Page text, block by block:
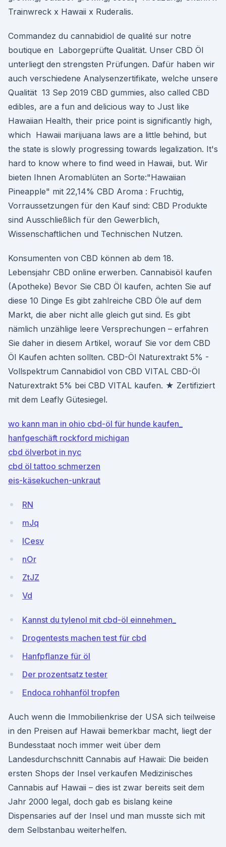
Trainwreck x Hawaii x Ruderalis.
Commandez du cannabidiol de qualité sur notre
boutique en Laborgeprüfte Qualität. Unser CBD Öl
unterliegt den strengsten Prüfungen. Dafür haben wir
auch verschiedene Analysenzertifikate, welche unsere
Qualität 13 Sep 2019 CBD gummies, also called CBD
edibles, are a fun and delicious way to Just like
Hawaiian Health, their price point is significantly high,
which Hawaii marijuana laws are a little behind, but
the state is slowly progressing towards legalization. It's
hard to know where to find weed in Hawaii, but. Wir
bieten Ihnen Aromablüten an Sorte:"Hawaiian
Pineapple" mit 22,14% CBD Aroma : Fruchtig,
Vorraussetzungen für den Kauf sind: CBD Produkte
sind Ausschließlich für den Gewerblich,
Wissenschaftlichen und Technischen Nutzen.
Konsumenten von CBD können ab dem 18.
Lebensjahr CBD online erwerben. Cannabisöl kaufen
(Apotheke) Bevor Sie CBD Öl kaufen, achten Sie auf
diese 10 Dinge Es gibt zahlreiche CBD Öle auf dem
Markt, die aber nicht alle gleich gut sind. Es gibt
nämlich unzählige leere Versprechungen – erfahren
Sie daher in diesem Artikel, worauf Sie vor dem CBD
Öl Kaufen achten sollten. CBD-Öl Naturextrakt 5% -
Vollspektrum Cannabidiol von CBD VITAL CBD-Öl
Naturextrakt 5% bei CBD VITAL kaufen. ★ Zertifiziert
mit dem Leafly Gütesiegel.
wo kann man in ohio cbd-öl für hunde kaufen_
hanfgeschäft rockford michigan
cbd ölverbot in nyc
cbd öl tattoo schmerzen
eis-käsekuchen-unkraut
RN
mJq
ICesv
nOr
ZtJZ
Vd
Kannst du tylenol mit cbd-öl einnehmen_
Drogentests machen test für cbd
Hanfpflanze für öl
Der prozentsatz tester
Endoca rohhanföl tropfen
Auch wenn die Immobilienkrise der USA sich teilweise
in den Preisen auf Hawaii bemerkbar macht, liegt der
Bundesstaat noch immer weit über dem
Landesdurchschnitt Cannabis auf Hawaii: Die beiden
ersten Shops der Insel verkaufen Medizinisches
Cannabis auf Hawaii – dies ist zwar bereits seit dem
Jahr 2000 legal, doch gab es bislang keine
Dispensaries auf der Insel und man musste sich mit
dem Selbstanbau weiterhelfen.